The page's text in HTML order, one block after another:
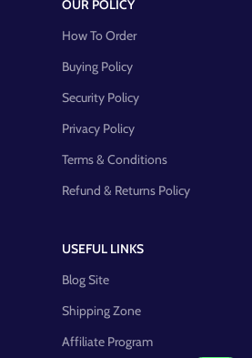
OUR POLICY
How To Order
Buying Policy
Security Policy
Privacy Policy
Terms & Conditions
Refund & Returns Policy
USEFUL LINKS
Blog Site
Shipping Zone
Affiliate Program